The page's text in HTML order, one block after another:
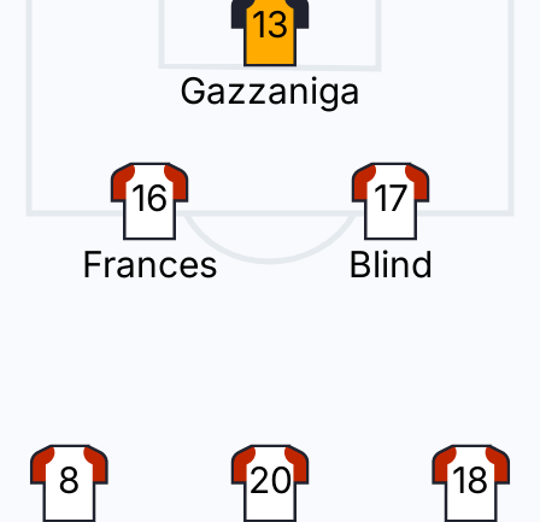
Iñaki Williams para el Athletic Bilbao en el estadio Estadio Montilivi.
13
Gazzaniga
16
Frances
17
Blind
8
20
18